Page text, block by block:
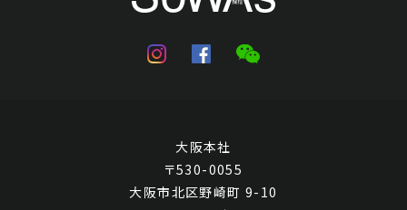
大阪本社
〒530-0055
大阪市北区野崎町 9-10